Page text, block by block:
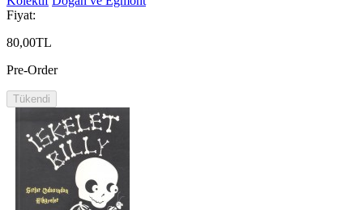
Fiyat:
80,00TL
Pre-Order
Tükendi